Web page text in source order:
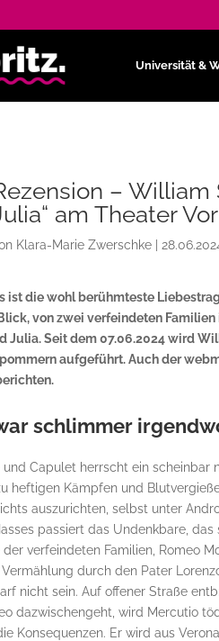
Universität &
– William
am Theater
Klara-Marie Zwerschke
ist die wohl berühmteste
von zwei verfeindeten
Julia. Seit dem 07.06.2024 wird
aufgeführt. Auch der
schlimmer
Capulet herrscht ein scheinbar
heftigen Kämpfen und
auszurichten, selbst unter
passiert das Undenkbare,
verfeindeten Familien, Romeo
durch den Pater
nicht sein. Auf offener Straße
dazwischengeht, wird Mercutio
Konsequenzen. Er wird aus